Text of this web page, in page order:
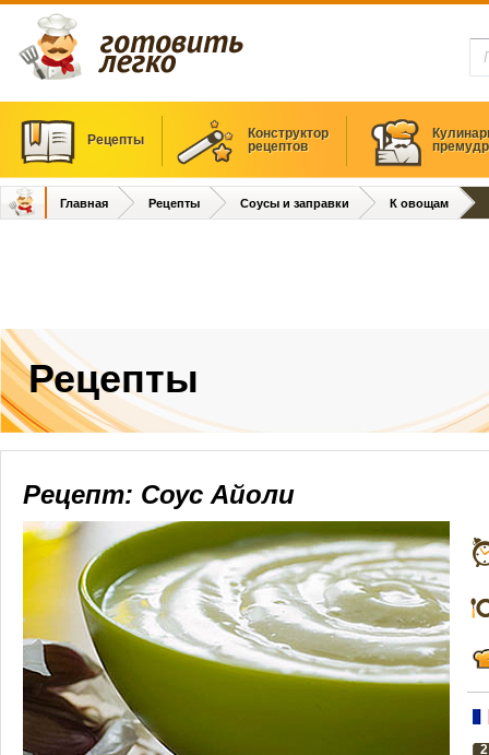
Рецепты
Конструктор
рецептов
Главная Рецепты Соусы и заправки К овощам
Рецепты
Рецепт: Соус Айоли
2